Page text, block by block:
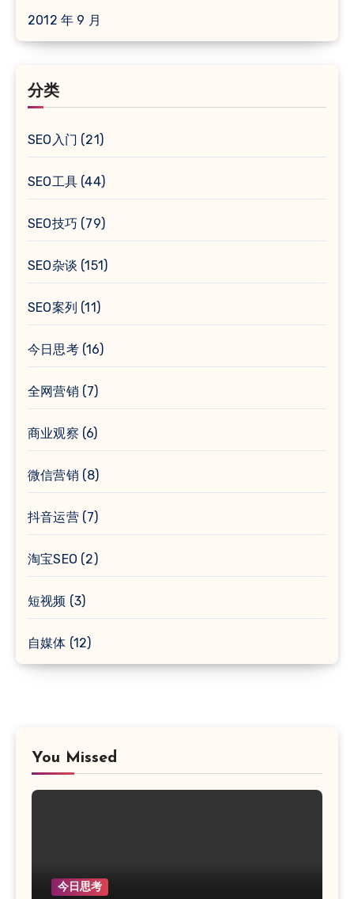
2012 年 9 月
分类
SEO入门 (21)
SEO工具 (44)
SEO技巧 (79)
SEO杂谈 (151)
SEO案列 (11)
今日思考(16)
全网营销 (7)
商业观察 (6)
微信营销 (8)
抖音运营(7)
淘宝SEO (2)
短视频 (3)
自媒体 (12)
You Missed
今日思考